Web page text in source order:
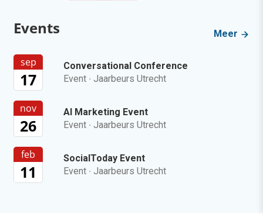
Events Meer
sep
17
Conversational Conference
Event · Jaarbeurs Utrecht
nov
26
AI Marketing Event
Event · Jaarbeurs Utrecht
feb
11
SocialToday Event
Event · Jaarbeurs Utrecht